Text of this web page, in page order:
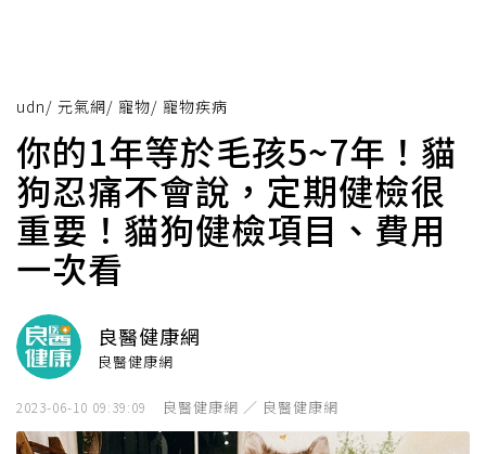
udn/ 元氣網/ 寵物/ 寵物疾病
你的1年等於毛孩5~7年！貓
狗忍痛不會說，定期健檢很
重要！貓狗健檢項目、費用
一次看
良醫健康網
良醫健康網
2023-06-10 09:39:09 良醫健康網 ／ 良醫健康網